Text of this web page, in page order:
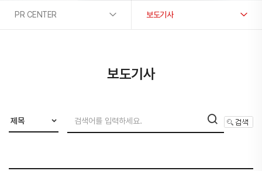
PR CENTER 보도기사
보도기사
제목